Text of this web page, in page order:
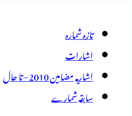
تازہ شمارہ
اشارات
اشاریہ مضامین 2010 – تا حال
سابقہ شمارے